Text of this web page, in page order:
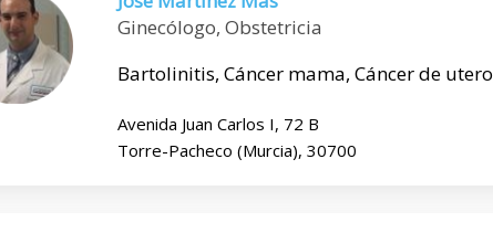
Ginecólogo, Obstetricia
Bartolinitis, Cáncer mama, Cáncer de
Avenida Juan Carlos I, 72 B
Torre-Pacheco (Murcia), 30700